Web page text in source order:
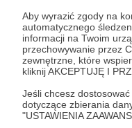
Aby wyrazić zgody na
automatycznego
informacji na Twoim
przechowywanie przez
zewnętrzne, które
kliknij AKCEPTUJĘ I
Jeśli chcesz
dotyczące zbierania
"USTAWIENIA
* Zapoznałem się i